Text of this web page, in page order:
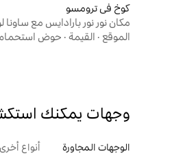
كوخ في ترومسو
مكان نور نور بارادايس مع
الموقع · القيمة · حوض
وجهات يمكنك
الوجهات المجاورة أنواع